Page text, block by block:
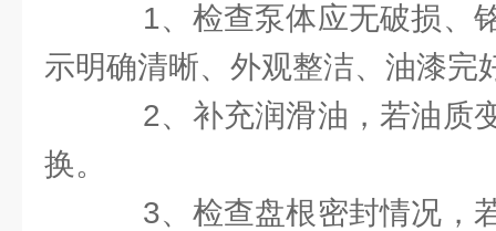
1、检查泵体应无破损、
示明确清晰、外观整洁、油漆完
2、补充润滑油，若油质
换。
3、检查盘根密封情况，